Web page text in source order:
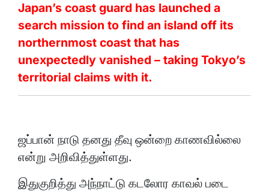
Japan’s coast guard has launched a
search mission to find an island off its
northernmost coast that has
unexpectedly vanished – taking Tokyo’s
territorial claims with it.
ஜப்பான் நாடு தனது தீவு ஒன்றை காணவில்லை
என்று அறிவித்துள்ளது.
இதுகுறித்து அந்நாட்டு கடலோர காவல் படை